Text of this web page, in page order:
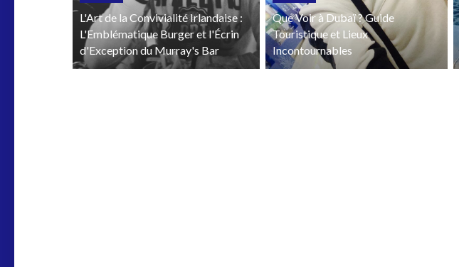
L'Art de la Convivialité Irlandaise :
L'Emblématique Burger et l'Écrin
d'Exception du Murray's Bar
Que Voir à Dubaï ? Guide
Touristique et Lieux
Incontournables